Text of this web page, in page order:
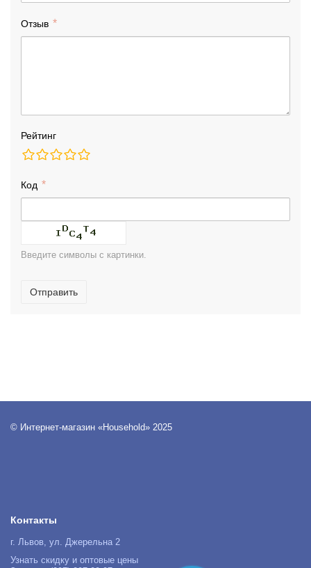
Отзыв
Рейтинг
Код
Введите символы с картинки.
Отправить
© Интернет-магазин «Household» 2025
Контакты
г. Львов, ул. Джерельна 2
Узнать скидку и оптовые цены